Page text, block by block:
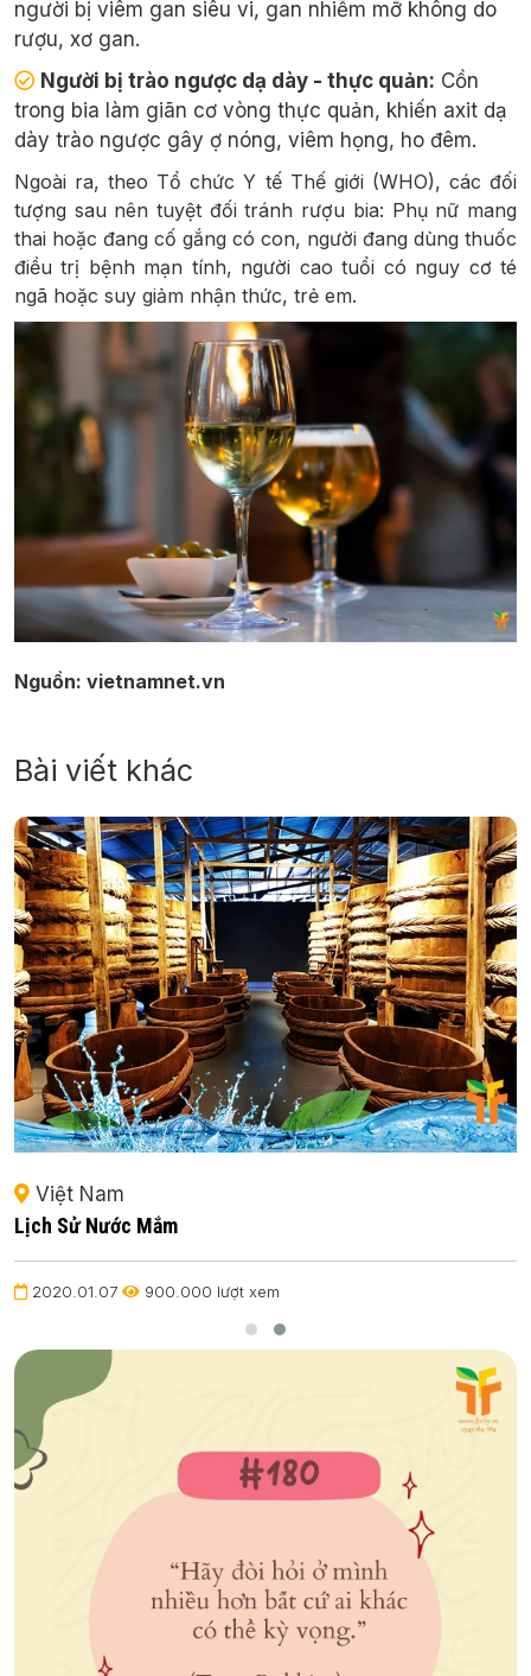
người bị viêm gan siêu vi, gan nhiễm mỡ không do
rượu, xơ gan.
Người bị trào ngược dạ dày - thực quản: Cồn
trong bia làm giãn cơ vòng thực quản, khiến axit dạ
dày trào ngược gây ợ nóng, viêm họng, ho đêm.
Ngoài ra, theo Tổ chức Y tế Thế giới (WHO), các đối
tượng sau nên tuyệt đối tránh rượu bia: Phụ nữ mang
thai hoặc đang cố gắng có con, người đang dùng thuốc
điều trị bệnh mạn tính, người cao tuổi có nguy cơ té
ngã hoặc suy giảm nhận thức, trẻ em.
Nguồn: vietnamnet.vn
Bài viết khác
Việt Nam
Lịch Sử Nước Mắm
2020.01.07 900.000 lượt xem